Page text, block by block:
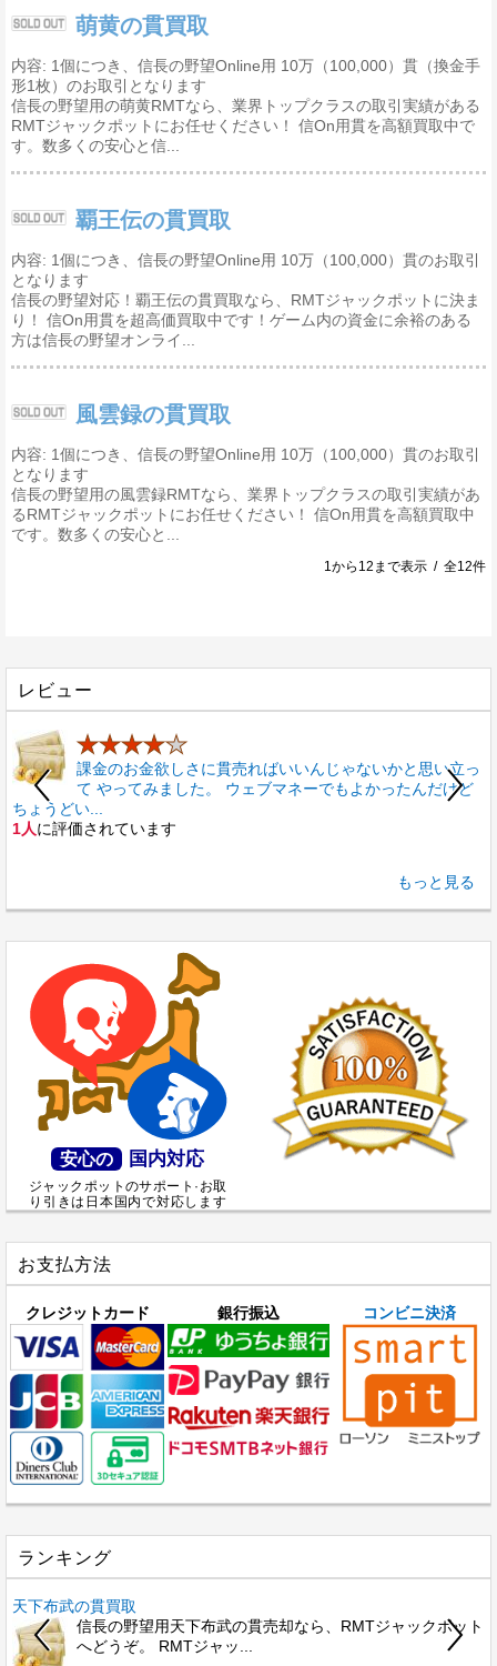
萌黄の貫買取
内容: 1個につき、信長の野望Online用 10万（100,000）貫（換金手
形1枚）のお取引となります
信長の野望用の萌黄RMTなら、業界トップクラスの取引実績がある
RMTジャックポットにお任せください！ 信On用貫を高額買取中で
す。数多くの安心と信...
覇王伝の貫買取
内容: 1個につき、信長の野望Online用 10万（100,000）貫のお取引
となります
信長の野望対応！覇王伝の貫買取なら、RMTジャックポットに決ま
り！ 信On用貫を超高価買取中です！ゲーム内の資金に余裕のある
方は信長の野望オンライ...
風雲録の貫買取
内容: 1個につき、信長の野望Online用 10万（100,000）貫のお取引
となります
信長の野望用の風雲録RMTなら、業界トップクラスの取引実績があ
るRMTジャックポットにお任せください！ 信On用貫を高額買取中
です。数多くの安心と...
1から12まで表示 / 全12件
レビュー
★★★★★
課金のお金欲しさに貫売ればいいんじゃないかと思い立っ
て やってみました。 ウェブマネーでもよかったんだけど
ちょうどい...
1人に評価されています
もっと見る
安心の 国内対応
ジャックポットのサポート·お取
り引きは日本国内で対応します
お支払方法
クレジットカード 銀行振込 コンビニ決済
ランキング
天下布武の貫買取
信長の野望用天下布武の貫売却なら、RMTジャックポット
へどうぞ。 RMTジャッ...